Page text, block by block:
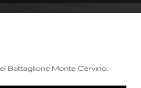
Battaglione Monte Cervino.